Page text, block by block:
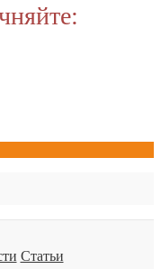
Статьи